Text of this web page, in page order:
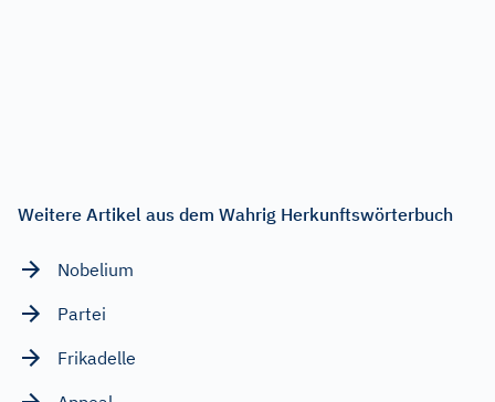
Weitere Artikel aus dem Wahrig Herkunftswörterbuch
Nobelium
Partei
Frikadelle